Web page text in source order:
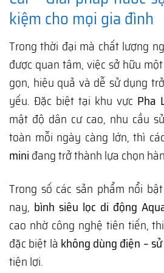
kiệm cho mọi gia đình
Trong thời đại mà chất lượng
được quan tâm, việc sở hữu
gọn, hiệu quả và dễ sử dụng
yếu. Đặc biệt tại khu vực Pha
mật độ dân cư cao, nhu cầu
toàn mỗi ngày càng lớn, thì
mini đang trở thành lựa chọn
Trong số các sản phẩm nổi
nay, bình siêu lọc di động
cao nhờ công nghệ tiên tiến,
đặc biệt là không dùng điện –
tiện lợi.